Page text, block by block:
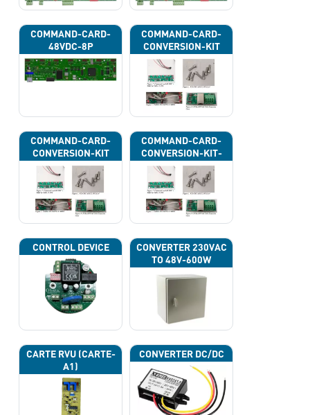
COMMAND-CARD-
48VDC-8P
COMMAND-CARD-
CONVERSION-KIT
COMMAND-CARD-
CONVERSION-KIT
COMMAND-CARD-
CONVERSION-KIT-
CAN
CONTROL DEVICE
CONVERTER 230VAC
TO 48V-600W
CARTE RVU (CARTE-
A1)
CONVERTER DC/DC